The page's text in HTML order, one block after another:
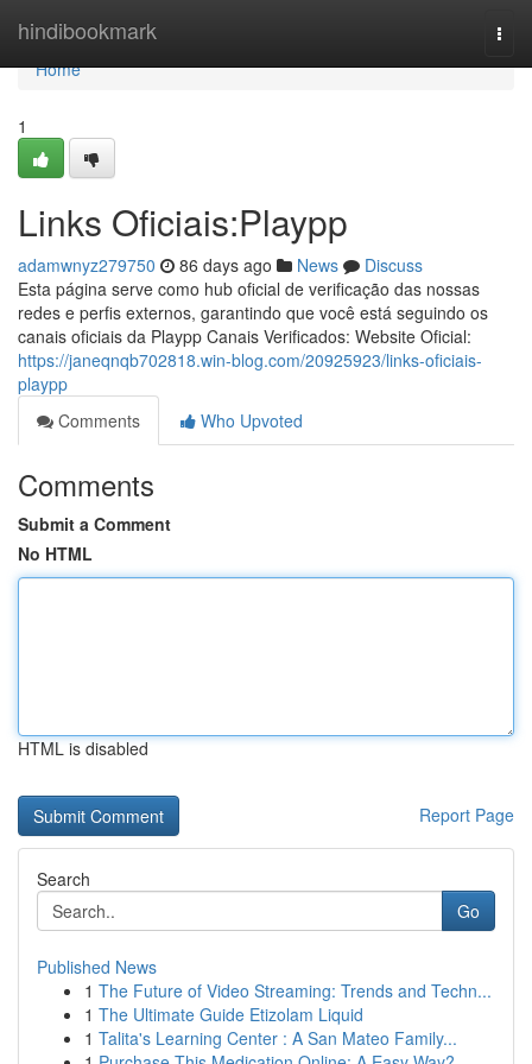
hindibookmark
Home
Home
1
Links Oficiais:Playpp
adamwnyz279750 86 days ago News
Discuss
Esta página serve como hub oficial de verificação das nossas
redes e perfis externos, garantindo que você está seguindo os
canais oficiais da Playpp Canais Verificados: Website Oficial:
https://janeqnqb702818.win-blog.com/20925923/links-oficiais-
playpp
Comments
Who Upvoted
Comments
Submit a Comment
No HTML
HTML is disabled
Report Page
Search
Go
Published News
1 The Future of Video Streaming: Trends and Techn...
1 The Ultimate Guide Etizolam Liquid
1 Talita's Learning Center : A San Mateo Family...